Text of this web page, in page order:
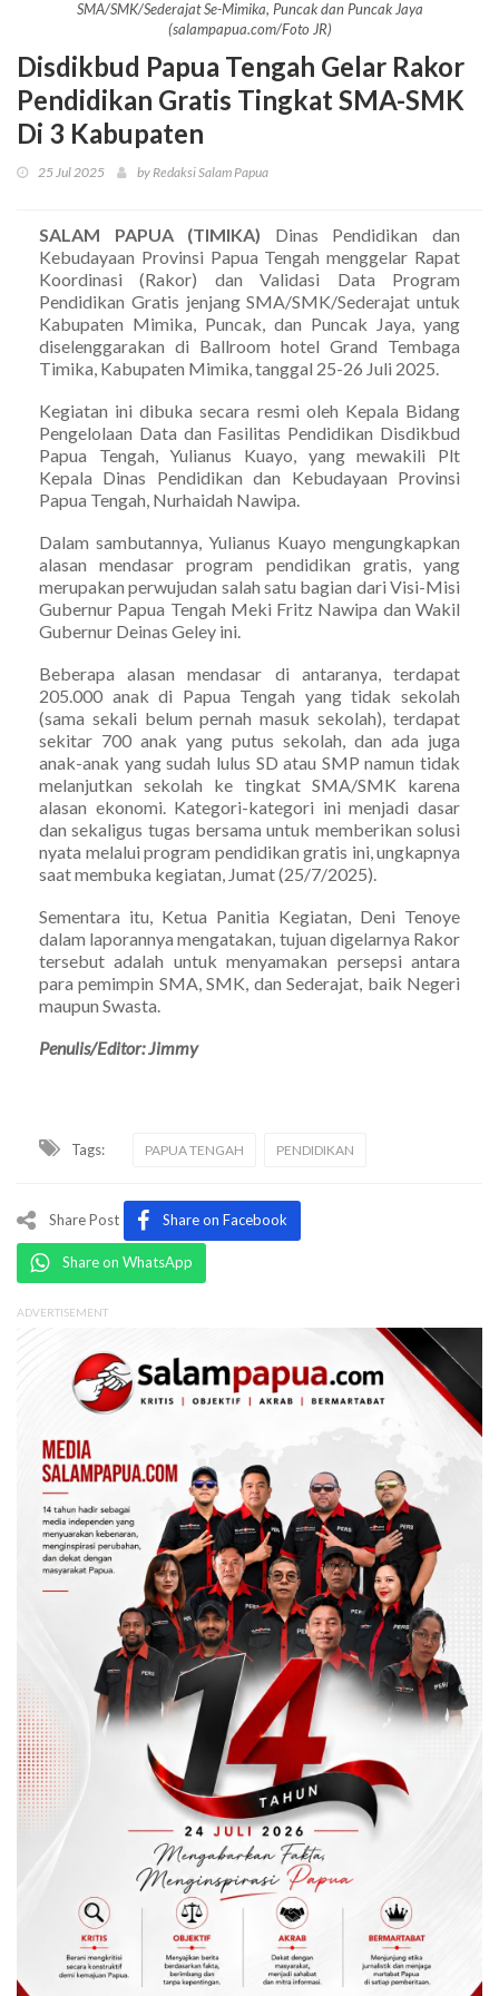
SMA/SMK/Sederajat Se-Mimika, Puncak dan Puncak Jaya
(salampapua.com/Foto JR)
Disdikbud Papua Tengah Gelar Rakor
Pendidikan Gratis Tingkat SMA-SMK
Di 3 Kabupaten
25 Jul 2025 by Redaksi Salam Papua
SALAM PAPUA (TIMIKA) Dinas Pendidikan dan
Kebudayaan Provinsi Papua Tengah menggelar Rapat
Koordinasi (Rakor) dan Validasi Data Program
Pendidikan Gratis jenjang SMA/SMK/Sederajat untuk
Kabupaten Mimika, Puncak, dan Puncak Jaya, yang
diselenggarakan di Ballroom hotel Grand Tembaga
Timika, Kabupaten Mimika, tanggal 25-26 Juli 2025.
Kegiatan ini dibuka secara resmi oleh Kepala Bidang
Pengelolaan Data dan Fasilitas Pendidikan Disdikbud
Papua Tengah, Yulianus Kuayo, yang mewakili Plt
Kepala Dinas Pendidikan dan Kebudayaan Provinsi
Papua Tengah, Nurhaidah Nawipa.
Dalam sambutannya, Yulianus Kuayo mengungkapkan
alasan mendasar program pendidikan gratis, yang
merupakan perwujudan salah satu bagian dari Visi-Misi
Gubernur Papua Tengah Meki Fritz Nawipa dan Wakil
Gubernur Deinas Geley ini.
Beberapa alasan mendasar di antaranya, terdapat
205.000 anak di Papua Tengah yang tidak sekolah
(sama sekali belum pernah masuk sekolah), terdapat
sekitar 700 anak yang putus sekolah, dan ada juga
anak-anak yang sudah lulus SD atau SMP namun tidak
melanjutkan sekolah ke tingkat SMA/SMK karena
alasan ekonomi. Kategori-kategori ini menjadi dasar
dan sekaligus tugas bersama untuk memberikan solusi
nyata melalui program pendidikan gratis ini, ungkapnya
saat membuka kegiatan, Jumat (25/7/2025).
Sementara itu, Ketua Panitia Kegiatan, Deni Tenoye
dalam laporannya mengatakan, tujuan digelarnya Rakor
tersebut adalah untuk menyamakan persepsi antara
para pemimpin SMA, SMK, dan Sederajat, baik Negeri
maupun Swasta.
Penulis/Editor: Jimmy
Tags: PAPUA TENGAH PENDIDIKAN
Share Post Share on Facebook
Share on WhatsApp
ADVERTISEMENT